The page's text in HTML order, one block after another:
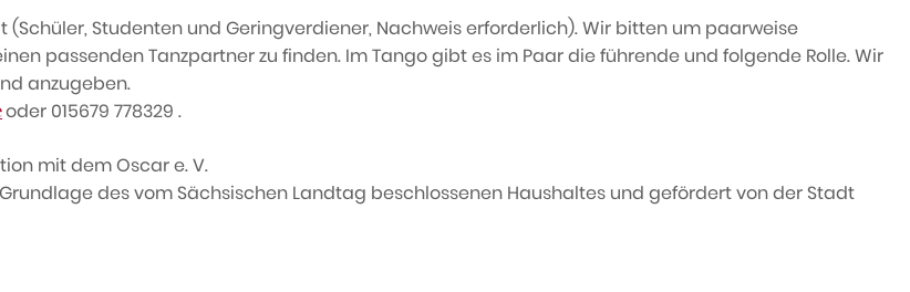
(Schüler, Studenten und Geringverdiener, Nachweis erforderlich). Wir bitten um paarweise
passenden Tanzpartner zu finden. Im Tango gibt es im Paar die führende und folgende Rolle. Wir
anzugeben.
oder 015679 778329 .
mit dem Oscar e. V.
des vom Sächsischen Landtag beschlossenen Haushaltes und gefördert von der Stadt